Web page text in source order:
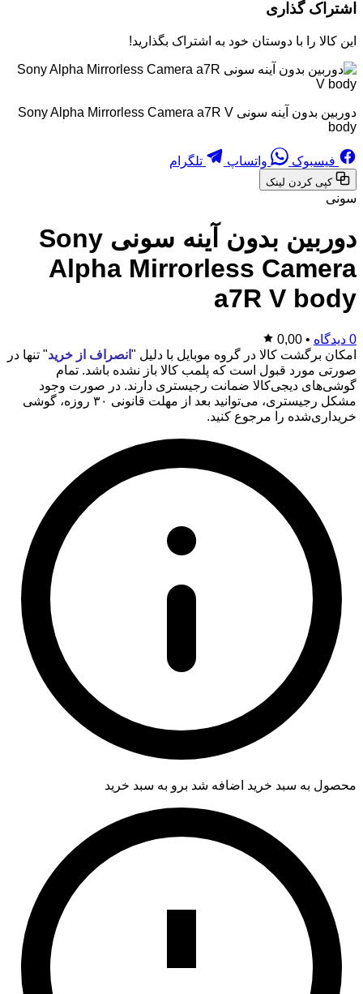
اشتراک گذاری
این کالا را با دوستان خود به اشتراک بگذارید!
دوربین بدون آینه سونی Sony Alpha Mirrorless Camera a7R V
body
فیسبوک واتساپ تلگرام
کپی کردن لینک
سونی
دوربین بدون آینه سونی Sony
Alpha Mirrorless Camera
a7R V body
0 دیدگاه •
0,00
امکان برگشت کالا در گروه موبایل با دلیل " انصراف از خرید" تنها در
صورتی مورد قبول است که پلمب کالا باز نشده باشد. تمام
گوشی‌های دیجی‌کالا ضمانت رجیستری دارند. در صورت وجود
مشکل رجیستری، می‌توانید بعد از مهلت قانونی ۳۰ روزه، گوشی
خریداری‌شده را مرجوع کنید.
محصول به سبد خرید اضافه شد برو به سبد خرید